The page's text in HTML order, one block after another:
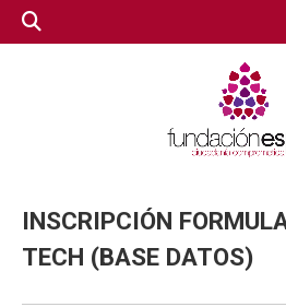
INSCRIPCIÓN
TECH (BASE DATOS)
GESTIÓN
GESTIÓN